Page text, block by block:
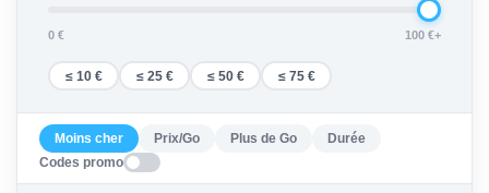
0 € 100 €+
≤ 10 € ≤ 25 € ≤ 50 € ≤ 75 €
Moins cher Prix/Go Plus de Go
Durée
Codes promo